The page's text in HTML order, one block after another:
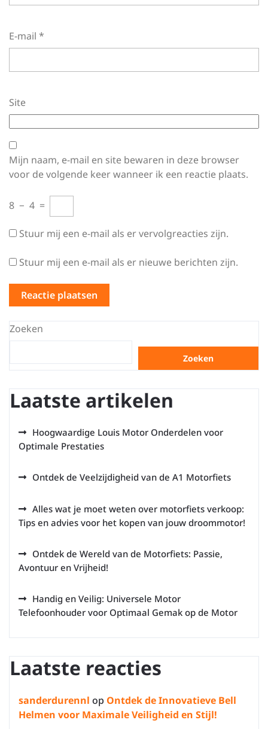
E-mail *
Site
Mijn naam, e-mail en site bewaren in deze browser
voor de volgende keer wanneer ik een reactie plaats.
8 − 4 =
Stuur mij een e-mail als er vervolgreacties zijn.
Stuur mij een e-mail als er nieuwe berichten zijn.
Zoeken
Zoeken
Laatste artikelen
Hoogwaardige Louis Motor Onderdelen voor
Optimale Prestaties
Ontdek de Veelzijdigheid van de A1 Motorfiets
Alles wat je moet weten over motorfiets verkoop:
Tips en advies voor het kopen van jouw droommotor!
Ontdek de Wereld van de Motorfiets: Passie,
Avontuur en Vrijheid!
Handig en Veilig: Universele Motor
Telefoonhouder voor Optimaal Gemak op de Motor
Laatste reacties
sanderdurennl op Ontdek de Innovatieve Bell
Helmen voor Maximale Veiligheid en Stijl!